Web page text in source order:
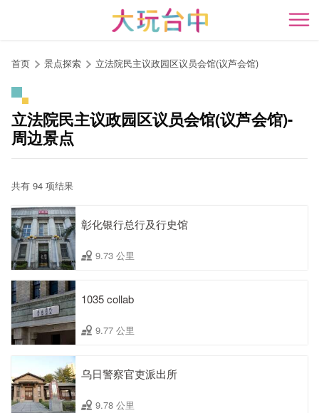
开
首页 景点探索 立法院民主议政园区议员会馆(议芦会馆)
立法院民主议政园区议员会馆(议芦会馆)-
周边景点
共有 94 项结果
彰化银行总行及行史馆
9.73 公里
1035 collab
9.77 公里
乌日警察官吏派出所
9.78 公里